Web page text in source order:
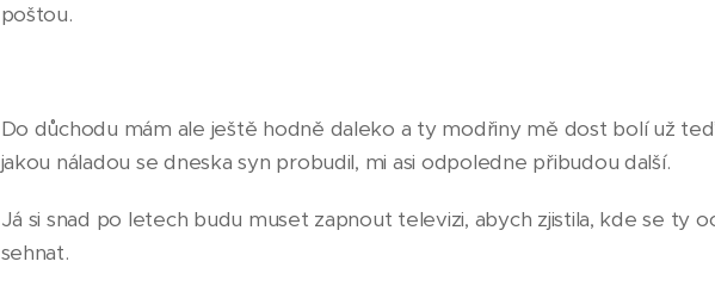
poštou.
Do důchodu mám ale ještě hodně daleko a ty modřiny mě dost bolí už
jakou náladou se dneska syn probudil, mi asi odpoledne přibudou další.
Já si snad po letech budu muset zapnout televizi, abych zjistila, kde se ty
sehnat.